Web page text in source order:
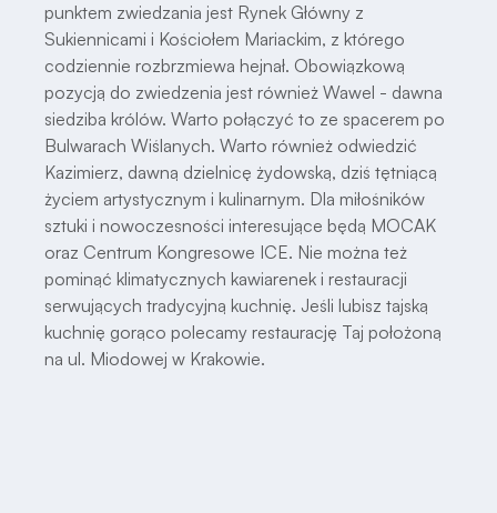
punktem zwiedzania jest Rynek Główny z
Sukiennicami i Kościołem Mariackim, z którego
codziennie rozbrzmiewa hejnał. Obowiązkową
pozycją do zwiedzenia jest również Wawel - dawna
siedziba królów. Warto połączyć to ze spacerem po
Bulwarach Wiślanych. Warto również odwiedzić
Kazimierz, dawną dzielnicę żydowską, dziś tętniącą
życiem artystycznym i kulinarnym. Dla miłośników
sztuki i nowoczesności interesujące będą MOCAK
oraz Centrum Kongresowe ICE. Nie można też
pominąć klimatycznych kawiarenek i restauracji
serwujących tradycyjną kuchnię. Jeśli lubisz tajską
kuchnię gorąco polecamy restaurację Taj położoną
na ul. Miodowej w Krakowie.